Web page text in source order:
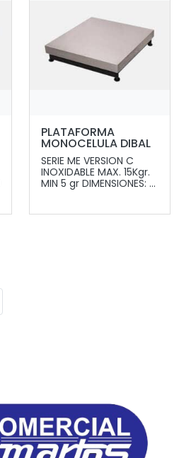
PLATAFORMA
MONOCELULA DIBAL
SERIE ME VERSION C
INOXIDABLE MAX. 15Kgr.
MIN 5 gr DIMENSIONES: ...